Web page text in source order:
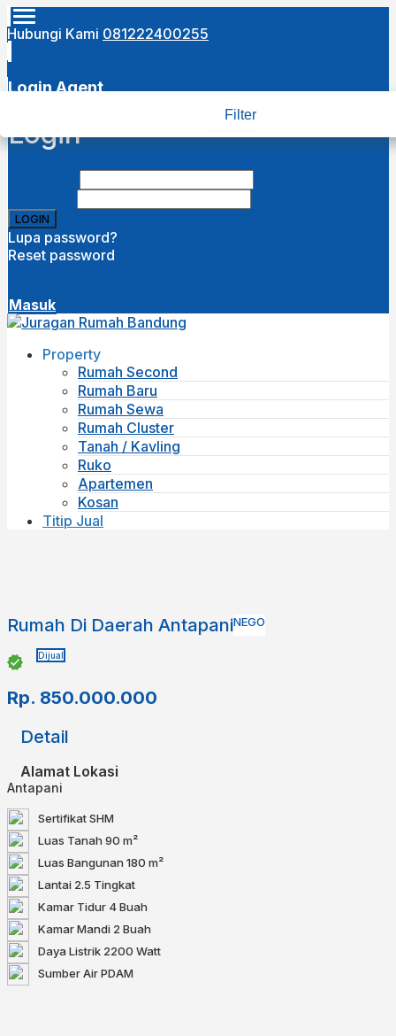
Hubungi Kami 081222400255
Login Agent
Login
Lupa password?
Reset password
Masuk
Property
Rumah Second
Rumah Baru
Rumah Sewa
Rumah Cluster
Tanah / Kavling
Ruko
Apartemen
Kosan
Titip Jual
Rumah Di Daerah AntapaniNEGO
Dijual
Rp. 850.000.000
Detail
Alamat Lokasi
Antapani
SertifikatSHM
Luas Tanah 90 m²
Luas Bangunan 180 m²
Lantai 2.5 Tingkat
Kamar Tidur 4 Buah
Kamar Mandi 2 Buah
Daya Listrik 2200 Watt
Sumber AirPDAM
Filter